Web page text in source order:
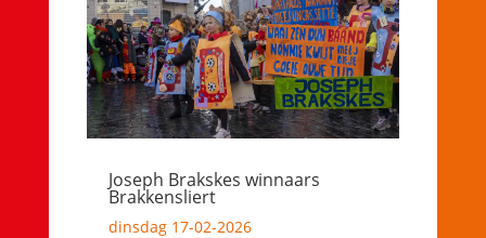
Joseph Brakskes winnaars
Brakkensliert
dinsdag 17-02-2026